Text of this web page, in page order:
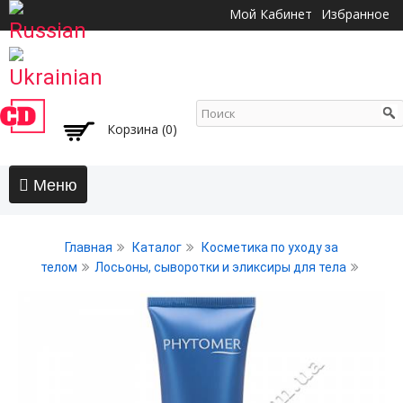
основному
Мой Кабинет Избранное
Корзина (0)
АКЦИИ
Бальзамы и кондиционеры
Безсульфатный уход
Воски, пасты, глина, помады для волос
Главная Каталог
Косметика по уходу за
телом
Лосьоны, сыворотки и эликсиры для тела